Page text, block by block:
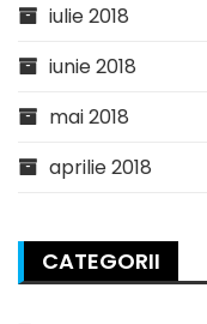
iulie 2018
iunie 2018
mai 2018
aprilie 2018
CATEGORII